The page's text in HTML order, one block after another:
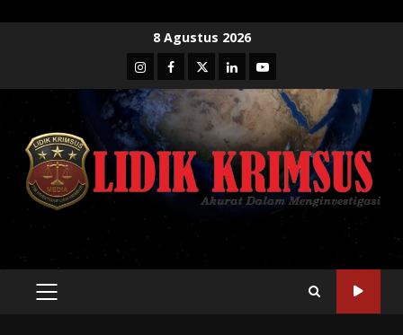
8 Agustus 2026
InstagramFacebook
TwitterLinkedinYoutube
PRIMARY